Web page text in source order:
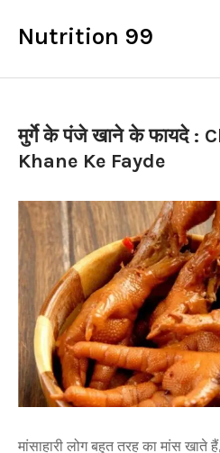
Nutrition 99
मुर्गे के पंजे खाने के फायदे :
Khane Ke Fayde
मांसाहारी लोग बहुत तरह का मांस खाते